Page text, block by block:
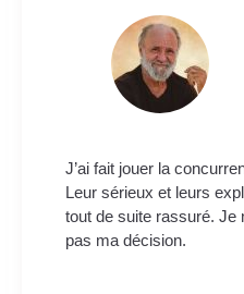
J’ai fait jouer la
Leur sérieux et leurs
tout de suite rassuré. Je
pas ma décision.